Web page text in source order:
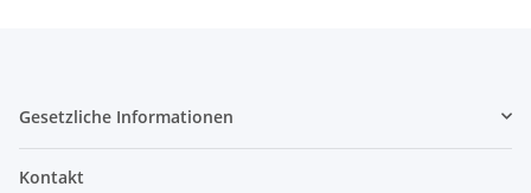
Gesetzliche Informationen
Kontakt